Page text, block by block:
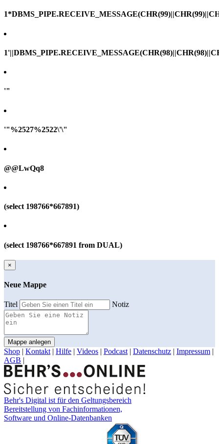
'"
'"%2527%2522\'\"
@@LwQq8
(select 198766*667891)
(select 198766*667891 from DUAL)
×
Neue Mappe
Titel Notiz
Mappe anlegen
Shop | Kontakt | Hilfe | Videos | Podcast | Datenschutz | Impressum |
AGB |
Behr's Digital ist für den Geltungsbereich
Bereitstellung von Fachinformationen,
Software und Online-Datenbanken